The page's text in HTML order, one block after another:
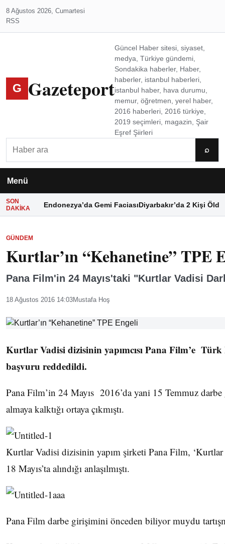
8 Ağustos 2026, Cumartesi
RSS
G Gazeteport
Güncel Haber sitesi, siyaset,
medya, Türkiye gündemi,
Sondakika haberler, Haber,
haberler, istanbul haberleri,
istanbul haber, hava durumu,
memur, öğretmen, yerel haber,
2016 haberleri, 2016 türkiye,
2019 seçimleri, magazin, Şair
Eşref Şiirleri
⌕
Menü
SON
DAKIKA
Endonezya’da Gemi FaciasıDiyarbakır’da 2 Kişi Öldü
GÜNDEM
Kurtlar’ın “Kehanetine” TPE
Pana Film'in 24 Mayıs'taki "Kurtlar Vadisi
18 Ağustos 2016 14:03Mustafa Hoş
Kurtlar Vadisi dizisinin yapımcısı Pana Film’e
başvuru reddedildi.
Pana Film’in 24 Mayıs 2016’da yani 15 Temmuz
almaya kalktığı ortaya çıkmıştı.
Kurtlar Vadisi dizisinin yapım şirketi Pana Film, ‘Kurtlar
18 Mayıs’ta alındığı anlaşılmıştı.
Pana Film darbe girişimini önceden biliyor muydu